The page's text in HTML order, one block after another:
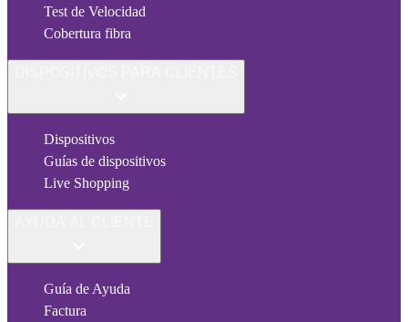
Test de Velocidad
Cobertura fibra
Dispositivos
Guías de dispositivos
Live Shopping
Guía de Ayuda
Factura